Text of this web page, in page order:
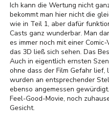
Ich kann die Wertung nicht
bekommt man hier nicht die
wie in Teil 1, aber dafür
Casts ganz wunderbar. Man
es immer noch mit einer
das 3D ließ sich sehen. Das
Auch in eigentlich ernsten
ohne dass der Film Gefahr
wurden an entsprechender
ebenso angemessen
Feel-Good-Movie, noch
Gesicht.